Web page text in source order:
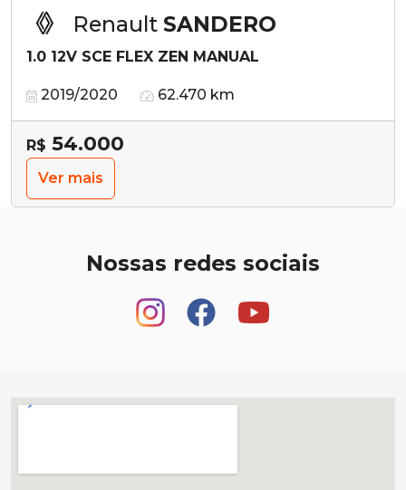
Renault SANDERO
1.0 12V SCE FLEX ZEN MANUAL
2019/2020 62.470 km
R$ 54.000
Ver mais
Nossas redes sociais